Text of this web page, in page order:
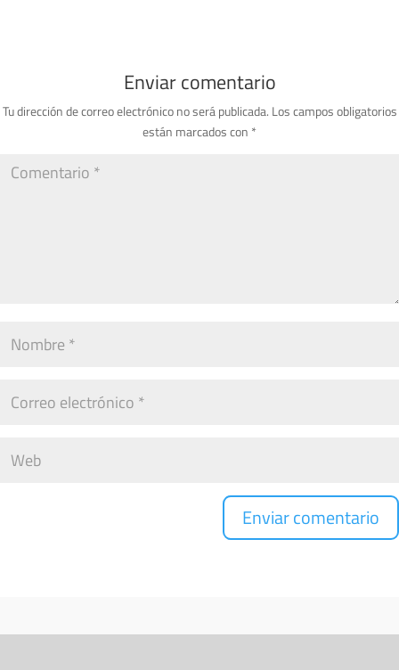
Enviar comentario
Tu dirección de correo electrónico no será publicada. Los campos obligatorios
están marcados con *